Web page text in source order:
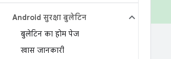
Android सुरक्षा बुलेटिन
बुलेटिन का होम पेज
खास जानकारी